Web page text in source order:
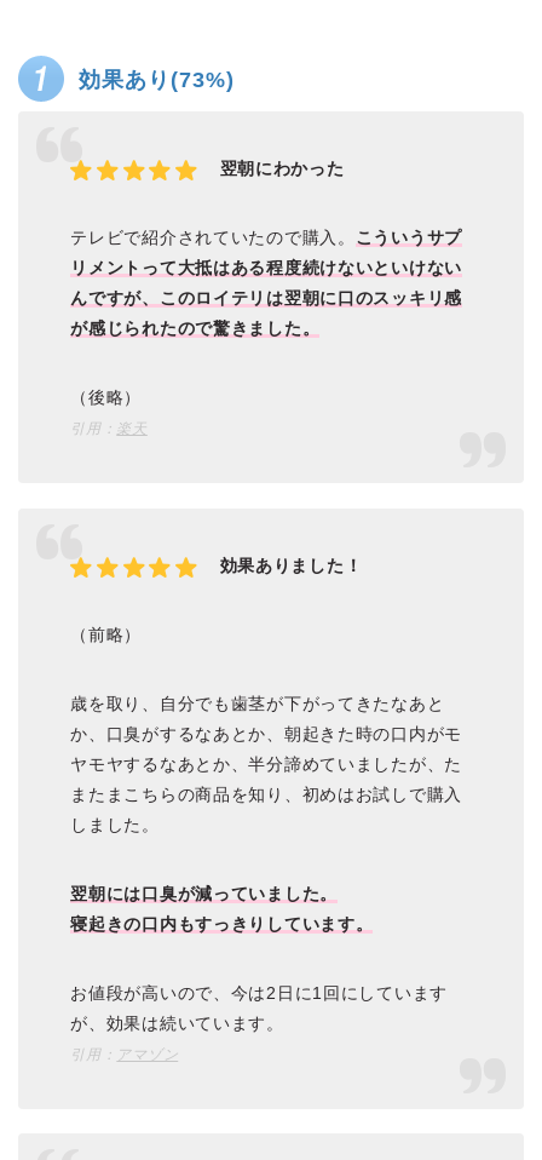
効果あり(73%)
翌朝にわかった
テレビで紹介されていたので購入。 こういうサプ
リメントって大抵はある程度続けないといけない
んですが、このロイテリは翌朝に口のスッキリ感
が感じられたので驚きました。
（後略）
引用： 楽天
効果ありました！
（前略）
歳を取り、自分でも歯茎が下がってきたなあと
か、口臭がするなあとか、朝起きた時の口内がモ
ヤモヤするなあとか、半分諦めていましたが、た
またまこちらの商品を知り、初めはお試しで購入
しました。
翌朝には口臭が減っていました。
寝起きの口内もすっきりしています。
お値段が高いので、今は2日に1回にしています
が、効果は続いています。
引用： アマゾン